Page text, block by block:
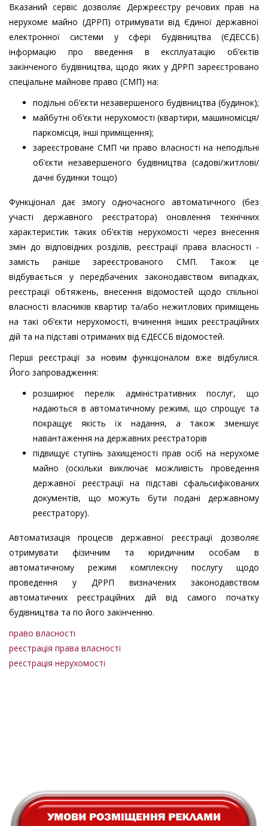
Вказаний сервіс дозволяє Держреєстру речових прав на
нерухоме майно (ДРРП) отримувати від Єдиної державної
електронної системи у сфері будівництва (ЄДЕССБ)
інформацію про введення в експлуатацію об’єктів
закінченого будівництва, щодо яких у ДРРП зареєстровано
спеціальне майнове право (СМП) на:
подільні об’єкти незавершеного будівництва (будинок);
майбутні об’єкти нерухомості (квартири, машиномісця/
паркомісця, інші приміщення);
зареєстроване СМП чи право власності на неподільні
об’єкти незавершеного будівництва (садові/житлові/
дачні будинки тощо)
Функціонал дає змогу одночасного автоматичного (без
участі державного реєстратора) оновлення технічних
характеристик таких об’єктів нерухомості через внесення
змін до відповідних розділів, реєстрації права власності -
замість раніше зареєстрованого СМП. Також це
відбувається у передбачених законодавством випадках,
реєстрації обтяжень, внесення відомостей щодо спільної
власності власників квартир та/або нежитлових приміщень
на такі об’єкти нерухомості, вчинення інших реєстраційних
дій та на підставі отриманих від ЄДЕССБ відомостей.
Перші реєстрації за новим функціоналом вже відбулися.
Його запровадження:
розширює перелік адміністративних послуг, що
надаються в автоматичному режимі, що спрощує та
покращує якість їх надання, а також зменшує
навантаження на державних реєстраторів
підвищує ступінь захищеності прав осіб на нерухоме
майно (оскільки виключає можливість проведення
державної реєстрації на підставі сфальсифікованих
документів, що можуть бути подані державному
реєстратору).
Автоматизація процесів державної реєстрації дозволяє
отримувати фізичним та юридичним особам в
автоматичному режимі комплексну послугу щодо
проведення у ДРРП визначених законодавством
автоматичних реєстраційних дій від самого початку
будівництва та по його закінченню.
право власності
реєстрація права власності
реєстрація нерухомості